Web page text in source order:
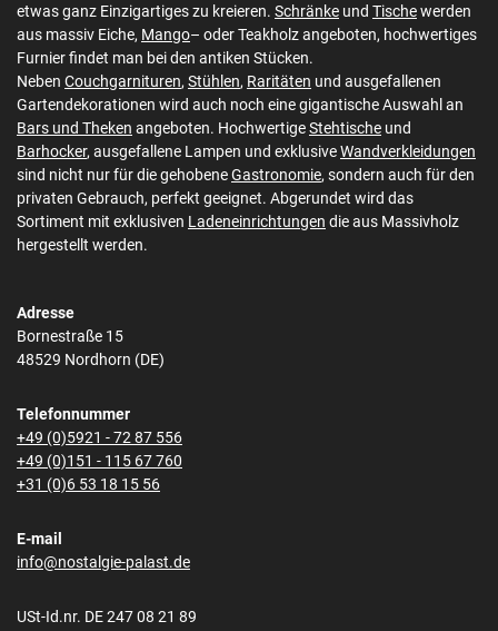
etwas ganz Einzigartiges zu kreieren. Schränke und Tischewerden
aus massiv Eiche, Mango– oder Teakholz angeboten, hochwertiges
Furnier findet man bei den antiken Stücken.
Neben Couchgarnituren, Stühlen, Raritäten und ausgefallenen
Gartendekorationen wird auch noch eine gigantische Auswahl an
Bars und Theken angeboten. HochwertigeStehtische und
Barhocker, ausgefallene Lampen und exklusiveWandverkleidungen
sind nicht nur für die gehobeneGastronomie, sondern auch für den
privaten Gebrauch, perfekt geeignet. Abgerundet wird das
Sortiment mit exklusiven Ladeneinrichtungen die aus Massivholz
hergestellt werden.
Adresse
Bornestraße 15
48529 Nordhorn (DE)
Telefonnummer
+49 (0)5921 - 72 87 556
+49 (0)151 - 115 67 760
+31 (0)6 53 18 15 56
E-mail
info@nostalgie-palast.de
USt-Id.nr. DE 247 08 21 89